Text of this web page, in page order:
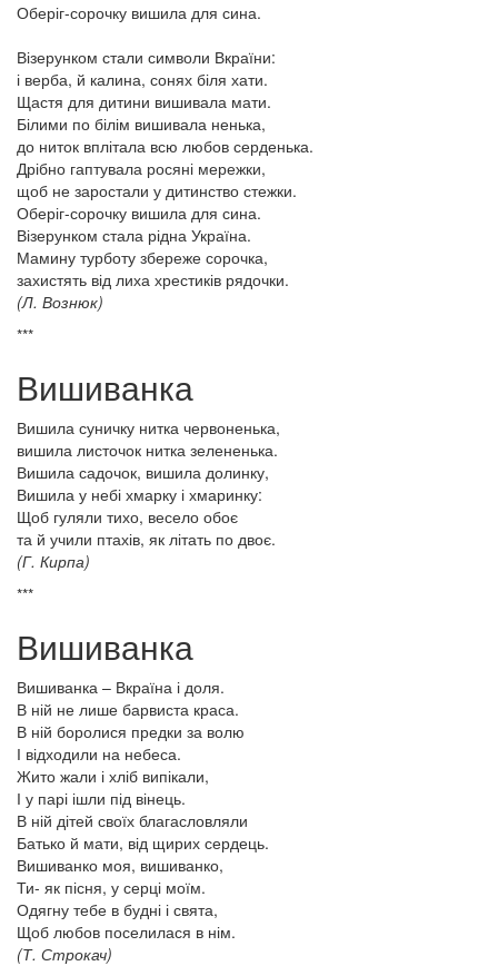
Оберіг-сорочку вишила для сина.
Візерунком стали символи Вкраїни:
і верба, й калина, сонях біля хати.
Щастя для дитини вишивала мати.
Білими по білім вишивала ненька,
до ниток вплітала всю любов серденька.
Дрібно гаптувала росяні мережки,
щоб не заростали у дитинство стежки.
Оберіг-сорочку вишила для сина.
Візерунком стала рідна Україна.
Мамину турботу збереже сорочка,
захистять від лиха хрестиків рядочки.
(Л. Вознюк)
***
Вишиванка
Вишила суничку нитка червоненька,
вишила листочок нитка зелененька.
Вишила садочок, вишила долинку,
Вишила у небі хмарку і хмаринку:
Щоб гуляли тихо, весело обоє
та й учили птахів, як літать по двоє.
(Г. Кирпа)
***
Вишиванка
Вишиванка – Вкраїна і доля.
В ній не лише барвиста краса.
В ній боролися предки за волю
І відходили на небеса.
Жито жали і хліб випікали,
І у парі ішли під вінець.
В ній дітей своїх благасловляли
Батько й мати, від щирих сердець.
Вишиванко моя, вишиванко,
Ти- як пісня, у серці моїм.
Одягну тебе в будні і свята,
Щоб любов поселилася в нім.
(Т. Строкач)